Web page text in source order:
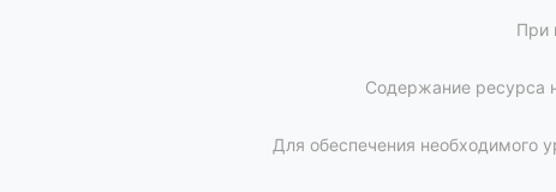
При
Содержание ресурса
Для обеспечения необходимого